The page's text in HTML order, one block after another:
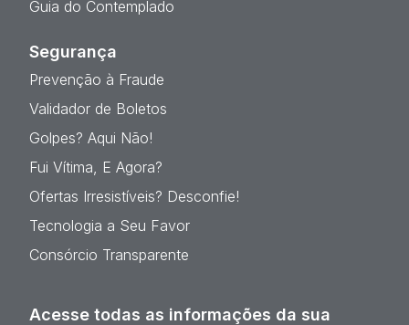
Guia do Contemplado
Segurança
Prevenção à Fraude
Validador de Boletos
Golpes? Aqui Não!
Fui Vítima, E Agora?
Ofertas Irresistíveis? Desconfie!
Tecnologia a Seu Favor
Consórcio Transparente
Acesse todas as informações da sua